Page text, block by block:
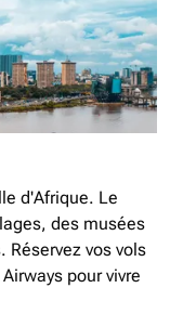
d'Afrique. Le
des musées
Réservez vos vols
pour vivre